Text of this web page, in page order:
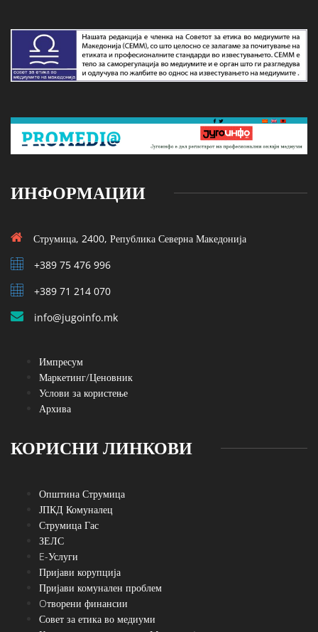
ИНФОРМАЦИИ
Струмица, 2400, Република Северна Македонија
+389 75 476 996
+389 71 214 070
info@jugoinfo.mk
Импресум
Маркетинг/Ценовник
Услови за користење
Архива
КОРИСНИ ЛИНКОВИ
Општина Струмица
ЈПКД Комуналец
Струмица Гас
ЗЕЛС
E-Услуги
Пријави корупција
Пријави комунален проблем
Oтворени финансии
Совет за етика во медиуми